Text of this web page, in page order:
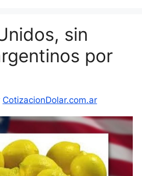
sin
por
CotizacionDolar.com.ar